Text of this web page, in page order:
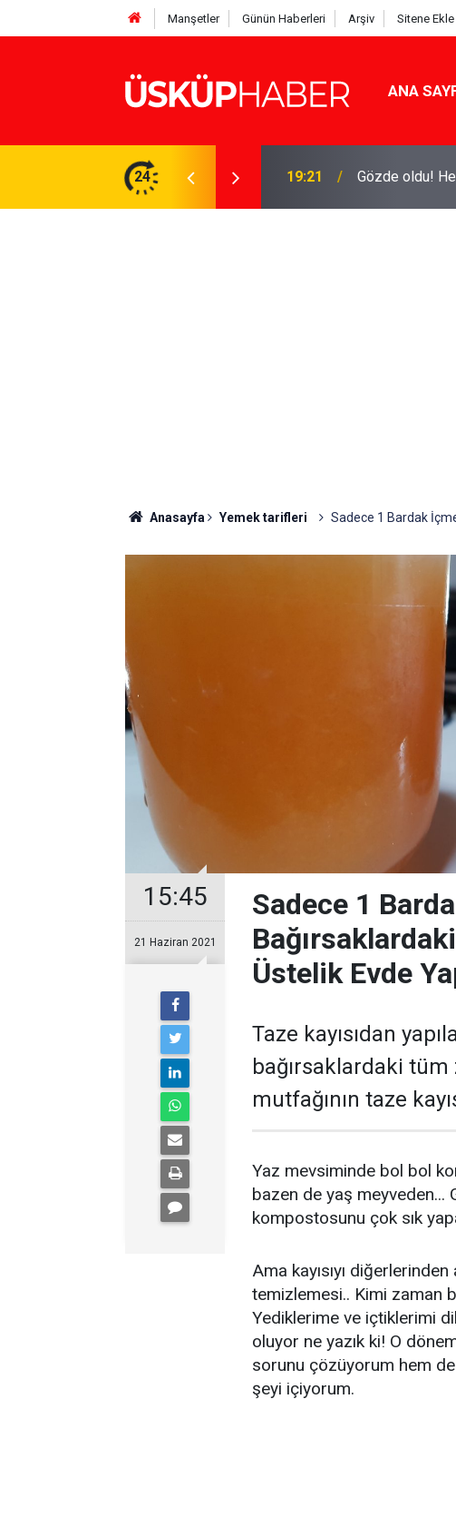
Manşetler Günün Haberleri Arşiv Sitene Ekle
ANA
24 19:21 Gözde oldu!
Anasayfa Yemek tarifleri Sadece 1 Bardak
15:45
21 Haziran 2021
Sadece 1
Üstelik Evde
Taze kayısıdan
bağırsaklardaki
mutfağının taze
Yaz mevsiminde bol bol
bazen de yaş meyveden...
kompostosunu çok sık
Ama kayısıyı
temizlemesi.. Kimi zaman
Yediklerime ve içtiklerimi
oluyor ne yazık ki! O
sorunu çözüyorum hem
şeyi içiyorum.